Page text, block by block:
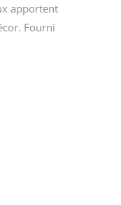
apportent
Fourni